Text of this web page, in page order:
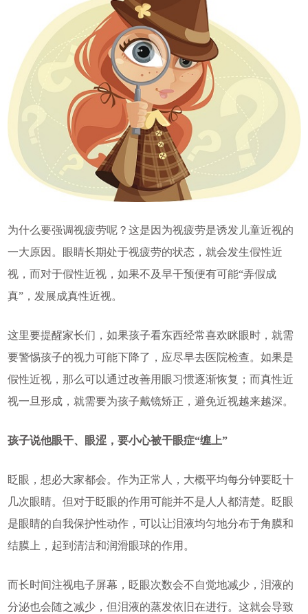
为什么要强调视疲劳呢？这是因为视疲劳是诱发儿童近视的
一大原因。眼睛长期处于视疲劳的状态，就会发生假性近
视，而对于假性近视，如果不及早干预便有可能“弄假成
真”，发展成真性近视。
这里要提醒家长们，如果孩子看东西经常喜欢眯眼时，就需
要警惕孩子的视力可能下降了，应尽早去医院检查。如果是
假性近视，那么可以通过改善用眼习惯逐渐恢复；而真性近
视一旦形成，就需要为孩子戴镜矫正，避免近视越来越深。
孩子说他眼干、眼涩，要小心被干眼症“缠上”
眨眼，想必大家都会。作为正常人，大概平均每分钟要眨十
几次眼睛。但对于眨眼的作用可能并不是人人都清楚。眨眼
是眼睛的自我保护性动作，可以让泪液均匀地分布于角膜和
结膜上，起到清洁和润滑眼球的作用。
而长时间注视电子屏幕，眨眼次数会不自觉地减少，泪液的
分泌也会随之减少，但泪液的蒸发依旧在进行。这就会导致